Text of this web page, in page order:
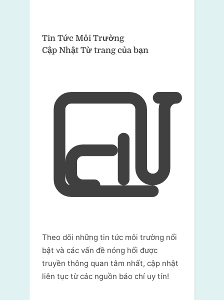
Tin Tức Môi Trường
Cập Nhật Từ trang của bạn
Theo dõi những tin tức môi trường nổi
bật và các vấn đề nóng hổi được
truyền thông quan tâm nhất, cập nhật
liên tục từ các nguồn báo chí uy tín!